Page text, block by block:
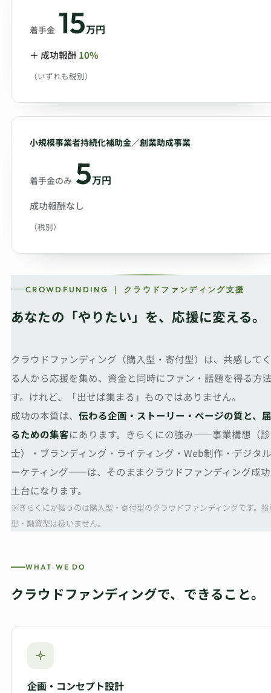
着手金 15万円
＋ 成功報酬 10%
（いずれも税別）
小規模事業者持続化補助金／創業助成事業
着手金のみ 5万円
成功報酬なし
（税別）
CROWDFUNDING ｜ クラウドファンディング支援
あなたの「やりたい」を、応援に変える。
クラウドファンディング（購入型・寄付型）は、共感して
る人から応援を集め、資金と同時にファン・話題を得る方
す。けれど、「出せば集まる」ものではありません。
成功の本質は、 伝わる企画・ストーリー・ページの質と、
るための集客にあります。きらくにの強み——事業構想（
士）・ブランディング・ライティング・Web制作・デジタ
ーケティング——は、そのままクラウドファンディング成
土台になります。
※きらくにが扱うのは購入型・寄付型のクラウドファンディングです。投
型・融資型は扱いません。
WHAT WE DO
クラウドファンディングで、できること。
企画・コンセプト設計